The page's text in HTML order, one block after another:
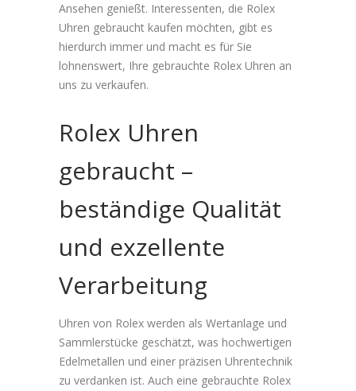
Ansehen genießt. Interessenten, die Rolex
Uhren gebraucht kaufen möchten, gibt es
hierdurch immer und macht es für Sie
lohnenswert, Ihre gebrauchte Rolex Uhren an
uns zu verkaufen.
Rolex Uhren
gebraucht –
beständige Qualität
und exzellente
Verarbeitung
Uhren von Rolex werden als Wertanlage und
Sammlerstücke geschätzt, was hochwertigen
Edelmetallen und einer präzisen Uhrentechnik
zu verdanken ist. Auch eine gebrauchte Rolex